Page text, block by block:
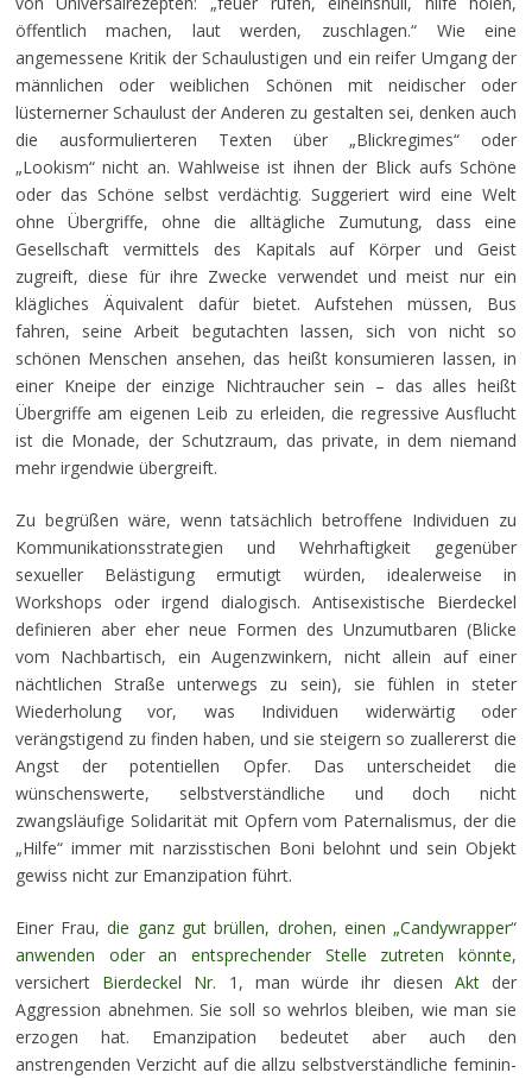
öffentlich machen, laut werden, zuschlagen.“ Wie eine
angemessene Kritik der Schaulustigen und ein reifer Umgang der
männlichen oder weiblichen Schönen mit neidischer oder
lüsternerner Schaulust der Anderen zu gestalten sei, denken auch
die ausformulierteren Texten über „Blickregimes“ oder
„Lookism“ nicht an. Wahlweise ist ihnen der Blick aufs Schöne
oder das Schöne selbst verdächtig. Suggeriert wird eine Welt
ohne Übergriffe, ohne die alltägliche Zumutung, dass eine
Gesellschaft vermittels des Kapitals auf Körper und Geist
zugreift, diese für ihre Zwecke verwendet und meist nur ein
klägliches Äquivalent dafür bietet. Aufstehen müssen, Bus
fahren, seine Arbeit begutachten lassen, sich von nicht so
schönen Menschen ansehen, das heißt konsumieren lassen, in
einer Kneipe der einzige Nichtraucher sein – das alles heißt
Übergriffe am eigenen Leib zu erleiden, die regressive Ausflucht
ist die Monade, der Schutzraum, das private, in dem niemand
mehr irgendwie übergreift.
Zu begrüßen wäre, wenn tatsächlich betroffene Individuen zu
Kommunikationsstrategien und Wehrhaftigkeit gegenüber
sexueller Belästigung ermutigt würden, idealerweise in
Workshops oder irgend dialogisch. Antisexistische Bierdeckel
definieren aber eher neue Formen des Unzumutbaren (Blicke
vom Nachbartisch, ein Augenzwinkern, nicht allein auf einer
nächtlichen Straße unterwegs zu sein), sie fühlen in steter
Wiederholung vor, was Individuen widerwärtig oder
verängstigend zu finden haben, und sie steigern so zuallererst die
Angst der potentiellen Opfer. Das unterscheidet die
wünschenswerte, selbstverständliche und doch nicht
zwangsläufige Solidarität mit Opfern vom Paternalismus, der die
„Hilfe“ immer mit narzisstischen Boni belohnt und sein Objekt
gewiss nicht zur Emanzipation führt.
Einer Frau,die ganz gut brüllen, drohen, einen „Candywrapper“
anwenden oder an entsprechender Stelle zutreten könnte,
versichert Bierdeckel Nr. 1 , man würde ihr diesen Aktder
Aggression abnehmen. Sie soll so wehrlos bleiben, wie man sie
erzogen hat. Emanzipation bedeutet aber auch den
anstrengenden Verzicht auf die allzu selbstverständliche feminin-